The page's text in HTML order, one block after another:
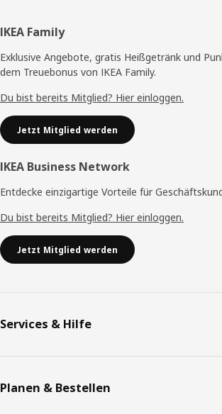
Fußzeile
IKEA Family
Exklusive Angebote, gratis Heißgetränk und
dem Treuebonus von IKEA Family.
Du bist bereits Mitglied? Hier einloggen.
Jetzt Mitglied werden
IKEA Business Network
Entdecke einzigartige Vorteile für
Du bist bereits Mitglied? Hier einloggen.
Jetzt Mitglied werden
Services & Hilfe
Planen & Bestellen